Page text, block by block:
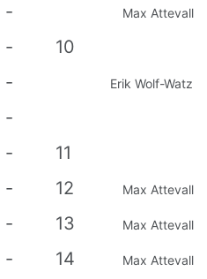
- Max Attevall
-
10
- Erik Wolf-Watz
-
-
11
-
12 Max Attevall
- 13 Max Attevall
- 14 Max Attevall